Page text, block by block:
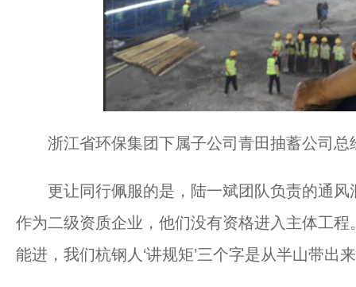
浙江省环保集团下属子公司青田抽蓄公司
更让同行佩服的是，陆一斌团队负责的通风
作为二级资质企业，他们没有资格进入主体工
能进，我们杭钢人‘讲规矩’三个字是从半山带出